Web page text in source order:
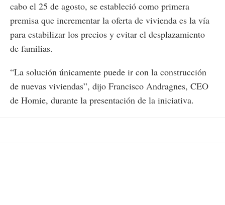
cabo el 25 de agosto, se estableció como primera
premisa que incrementar la oferta de vivienda es la vía
para estabilizar los precios y evitar el desplazamiento
de familias.
“La solución únicamente puede ir con la construcción
de nuevas viviendas”, dijo Francisco Andragnes, CEO
de Homie, durante la presentación de la iniciativa.